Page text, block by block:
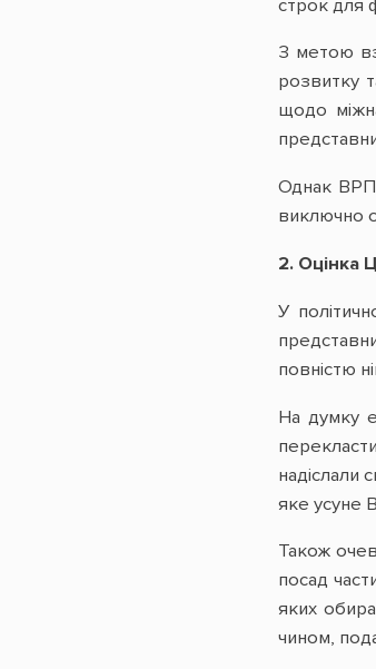
строк для
З метою
розвитку
щодо
Однак ВРП
виключно
2. Оцінка
У
повністю
На думку
надіслали
яке усуне
Також
посад
яких
чином,